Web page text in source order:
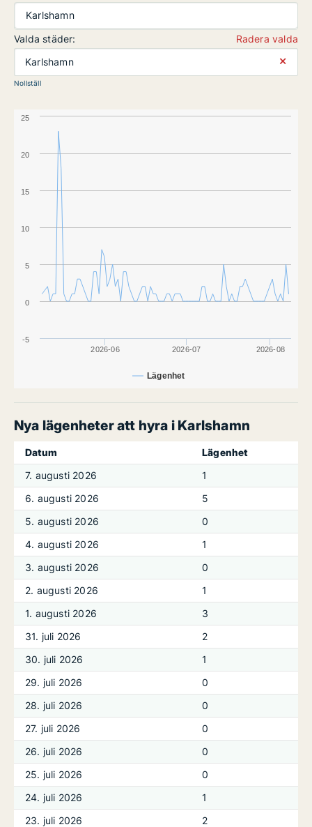
Karlshamn
Valda städer:
Radera valda
Karlshamn
⨯
Nollställ
Lägenhet
2026-06 2026-07 2026-08
-5
0
5
10
15
20
25
Nya lägenheter att hyra i Karlshamn
Datum
Lägenhet
7. augusti 2026
1
6. augusti 2026
5
5. augusti 2026
0
4. augusti 2026
1
3. augusti 2026
0
2. augusti 2026
1
1. augusti 2026
3
31. juli 2026
2
30. juli 2026
1
29. juli 2026
0
28. juli 2026
0
27. juli 2026
0
26. juli 2026
0
25. juli 2026
0
24. juli 2026
1
23. juli 2026
2